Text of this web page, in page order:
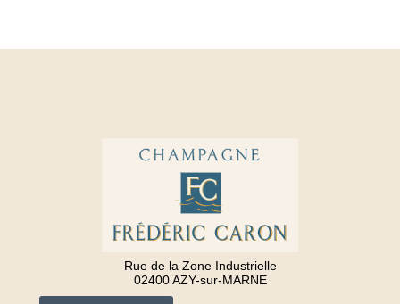
Rue de la Zone Industrielle
02400 AZY-sur-MARNE